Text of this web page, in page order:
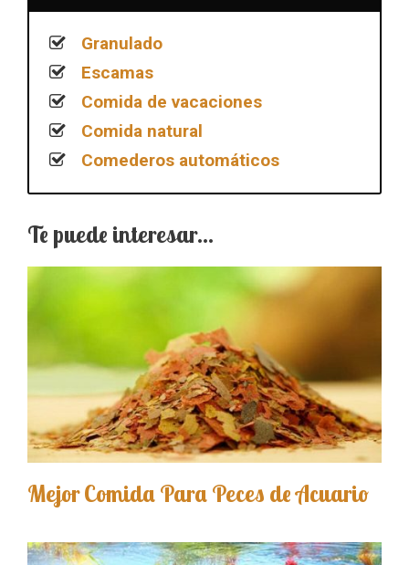
Granulado
Escamas
Comida de vacaciones
Comida natural
Comederos automáticos
Te puede interesar…
Mejor Comida Para Peces de Acuario